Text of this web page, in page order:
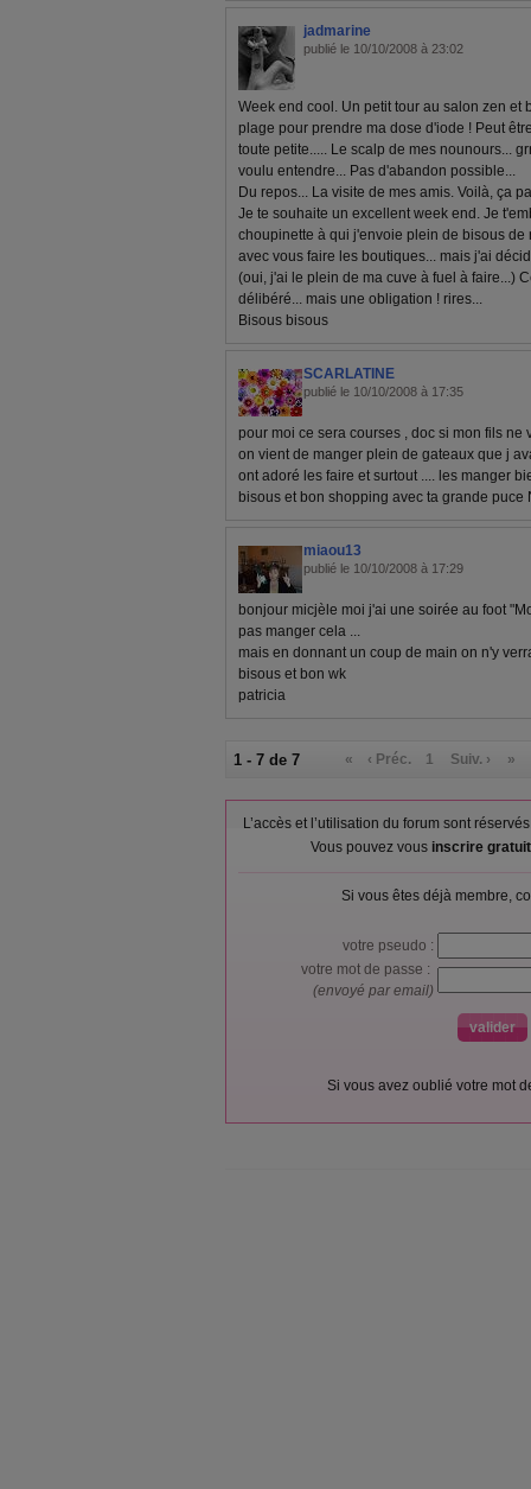
jadmarine
publié le 10/10/2008 à 23:02
Week end cool. Un petit tour au salon zen et
plage pour prendre ma dose d'iode ! Peut
toute petite..... Le scalp de mes nounours...
voulu entendre... Pas d'abandon possible...
Du repos... La visite de mes amis. Voilà, ça
Je te souhaite un excellent week end. Je
choupinette à qui j'envoie plein de bisous de
avec vous faire les boutiques... mais j'ai
(oui, j'ai le plein de ma cuve à fuel à faire...)
délibéré... mais une obligation ! rires...
Bisous bisous
SCARLATINE
publié le 10/10/2008 à 17:35
pour moi ce sera courses , doc si mon fils ne
on vient de manger plein de gateaux que j
ont adoré les faire et surtout .... les manger
bisous et bon shopping avec ta grande puce
miaou13
publié le 10/10/2008 à 17:29
bonjour micjèle moi j'ai une soirée au foot
pas manger cela ...
mais en donnant un coup de main on n'y
bisous et bon wk
patricia
1 - 7 de 7 « ‹ Préc. 1 Suiv. › »
L’accès et l’utilisation du forum sont
Vous pouvez vous inscrire
Si vous êtes déjà membre,
votre pseudo :
votre mot de passe :
(envoyé par email)
Si vous avez oublié votre mot